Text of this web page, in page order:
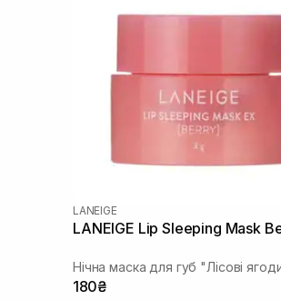
LANEIGE
LANEIGE Lip Sleeping Mask
Нічна маска для губ "Лісові
180₴